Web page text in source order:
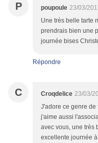
P poupoule 23/03/
Une très belle tarte
prendrais bien une
journée bises
Répondre
C Croqdelice 23/03/
J'adore ce genre de
j'aime aussi
avec vous, une très
excellente journée